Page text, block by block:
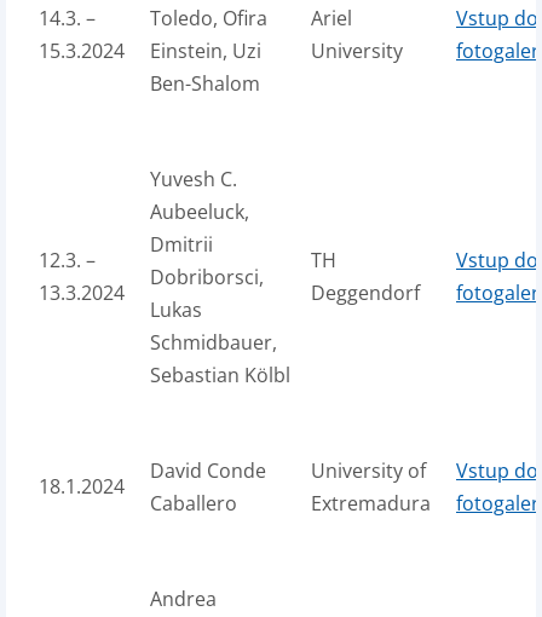
14.3. –
15.3.2024
Toledo, Ofira
Einstein, Uzi
Ben-Shalom
Ariel
University
Vstup do
12.3. –
13.3.2024
Yuvesh C.
Aubeeluck,
Dmitrii
Dobriborsci,
Lukas
Schmidbauer,
Sebastian Kölbl
TH
Deggendorf
Vstup do
18.1.2024
David Conde
Caballero
University of
Extremadura
Vstup do
Andrea